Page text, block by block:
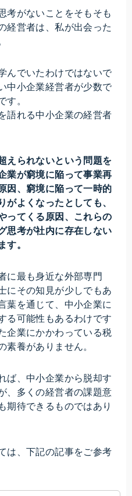
考がないことをそもそも
経営者は、私が出会った
んでいたわけではないで
中小企業経営者が少数で
す。
語れる中小企業の経営者
えられないという問題を
業が窮境に陥って事業再
因、窮境に陥って一時的
よくなったとしても、
ってくる原因、これらの
思考が社内に存在しない
す。
に最も身近な外部専門
にその知見が少しでもあ
葉を通じて、中小企業に
る可能性もあるわけです
企業にかかわっている税
養がありません。
ば、中小企業から脱却す
、多くの経営者の課題意
期待できるものではあり
は、下記の記事をご参考